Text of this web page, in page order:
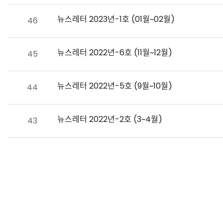
46 뉴스레터 2023년-1호 (01월~02월)
45 뉴스레터 2022년-6호 (11월~12월)
44 뉴스레터 2022년-5호 (9월~10월)
43 뉴스레터 2022년-2호 (3~4월)